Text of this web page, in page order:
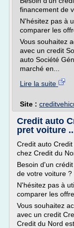
financement de
N'hésitez pas à
comparer les
Vous souhaitez
avec un credit
auto Société
marché en...
Lire la suite
Site :
Credit auto
pret voiture
Credit auto
chez Credit du
Besoin d'un
de votre voiture ?
N'hésitez pas à
comparer les
Vous souhaitez
avec un credit
Credit du Nord